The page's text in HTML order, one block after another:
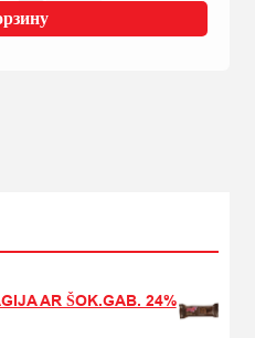
AR ŠOK.GAB. 24%